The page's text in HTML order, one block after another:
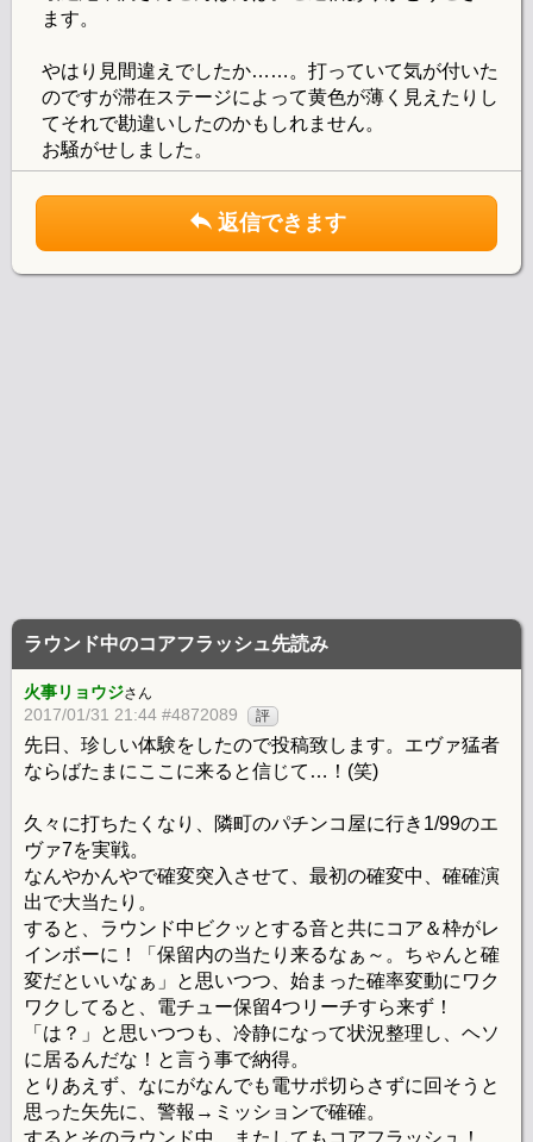
ます。
やはり見間違えでしたか……。打っていて気が付いた
のですが滞在ステージによって黄色が薄く見えたりし
てそれで勘違いしたのかもしれません。
お騒がせしました。
返信できます
ラウンド中のコアフラッシュ先読み
火事リョウジさん
2017/01/31 21:44 #4872089 評
先日、珍しい体験をしたので投稿致します。エヴァ猛者
ならばたまにここに来ると信じて…！(笑)
久々に打ちたくなり、隣町のパチンコ屋に行き1/99のエ
ヴァ7を実戦。
なんやかんやで確変突入させて、最初の確変中、確確演
出で大当たり。
すると、ラウンド中ビクッとする音と共にコア＆枠がレ
インボーに！「保留内の当たり来るなぁ～。ちゃんと確
変だといいなぁ」と思いつつ、始まった確率変動にワク
ワクしてると、電チュー保留4つリーチすら来ず！
「は？」と思いつつも、冷静になって状況整理し、ヘソ
に居るんだな！と言う事で納得。
とりあえず、なにがなんでも電サポ切らさずに回そうと
思った矢先に、警報→ミッションで確確。